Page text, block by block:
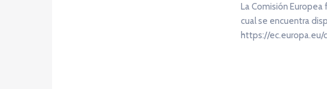
La Comisión
cual se encuentra
https://ec.europa.eu/